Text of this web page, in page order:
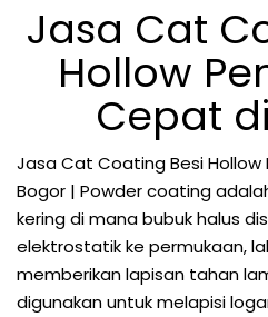
Jasa Cat
Hollow
Cepat
Jasa Cat Coating Besi
Bogor | Powder coating
kering di mana bubuk halus
elektrostatik ke permukaan,
memberikan lapisan tahan
digunakan untuk melapisi